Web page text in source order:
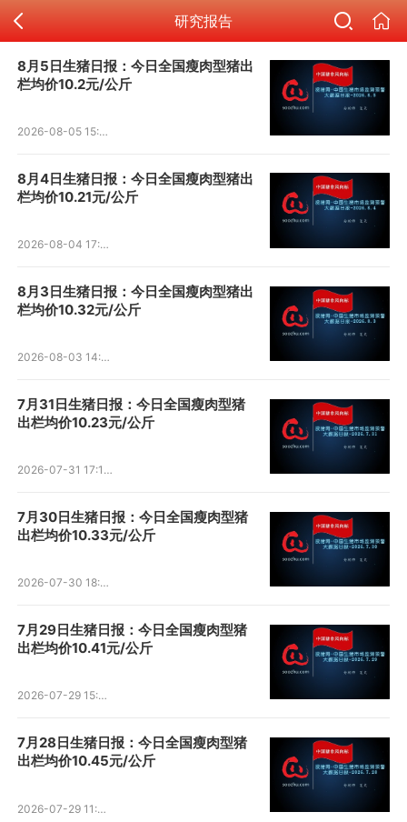
研究报告
8月5日生猪日报：今日全国瘦肉型猪出
栏均价10.2元/公斤
2026-08-05 15:51:33
8月4日生猪日报：今日全国瘦肉型猪出
栏均价10.21元/公斤
2026-08-04 17:27:48
8月3日生猪日报：今日全国瘦肉型猪出
栏均价10.32元/公斤
2026-08-03 14:04:00
7月31日生猪日报：今日全国瘦肉型猪
出栏均价10.23元/公斤
2026-07-31 17:15:28
7月30日生猪日报：今日全国瘦肉型猪
出栏均价10.33元/公斤
2026-07-30 18:05:21
7月29日生猪日报：今日全国瘦肉型猪
出栏均价10.41元/公斤
2026-07-29 15:50:19
7月28日生猪日报：今日全国瘦肉型猪
出栏均价10.45元/公斤
2026-07-29 11:43:00